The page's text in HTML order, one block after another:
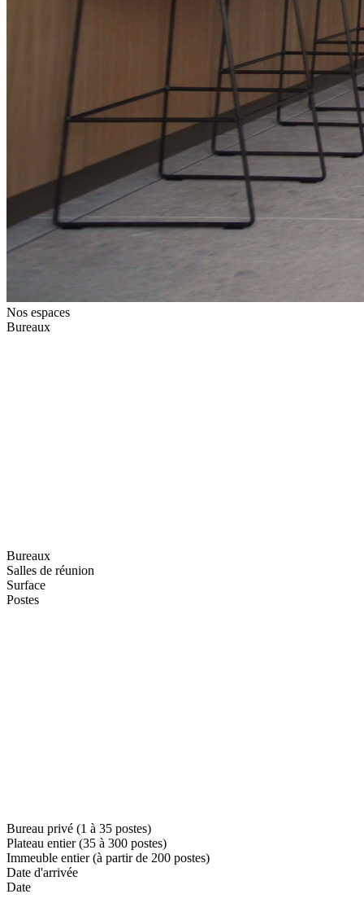
Nos espaces
Bureaux
Bureaux
Salles de réunion
Surface
Postes
Bureau privé (1 à 35 postes)
Plateau entier (35 à 300 postes)
Immeuble entier (à partir de 200 postes)
Date d'arrivée
Date